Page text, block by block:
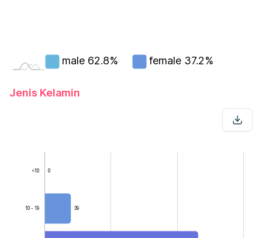
male 62.8% female 37.2%
Jenis Kelamin
0
39
<10
10 - 19